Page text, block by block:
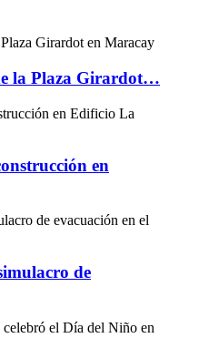
la Plaza Girardot…
en
de